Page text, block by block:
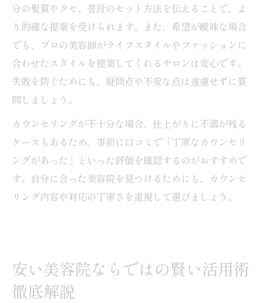
分の髪質やクセ、普段のセット方法を伝えることで、よ
り的確な提案を受けられます。また、希望が曖昧な場合
でも、プロの美容師がライフスタイルやファッションに
合わせたスタイルを提案してくれるサロンは安心です。
失敗を防ぐためにも、疑問点や不安な点は遠慮せずに質
問しましょう。
カウンセリングが不十分な場合、仕上がりに不満が残る
ケースもあるため、事前に口コミで「丁寧なカウンセリ
ングがあった」といった評価を確認するのがおすすめで
す。自分に合った美容院を見つけるためにも、カウンセ
リング内容や対応の丁寧さを重視して選びましょう。
安い美容院ならではの賢い活用術
徹底解説